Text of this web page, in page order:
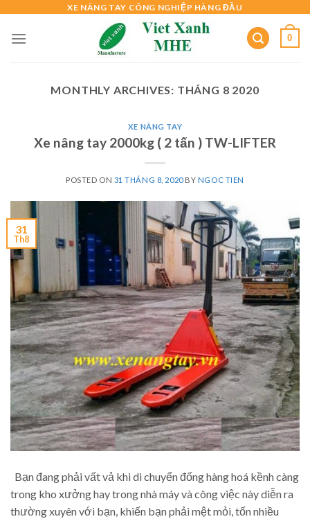
content
XE NÂNG TAY CÔNG NGHIỆP HÀNG ĐẦU
0
MONTHLY ARCHIVES: THÁNG 8 2020
XE NÂNG TAY
Xe nâng tay 2000kg ( 2 tấn ) TW-LIFTER
POSTED ON 31 THÁNG 8, 2020BY NGOC TIEN
31
Th8
Bạn đang phải vất vả khi di chuyển đống hàng hoá kềnh càng
trong kho xưởng hay trong nhà máy và công việc này diễn ra
thường xuyên với bạn, khiến bạn phải mệt mỏi, tốn nhiều